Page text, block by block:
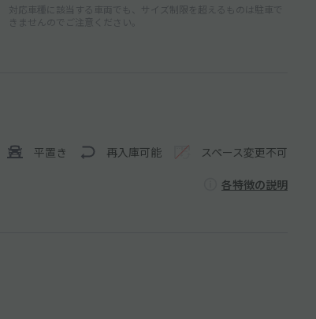
対応車種に該当する車両でも、サイズ制限を超えるものは駐車で
きませんのでご注意ください。
平置き 再入庫可能 スペース変更不可
各特徴の説明